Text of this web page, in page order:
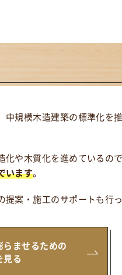
規模木造建築の標準化を
や木質化を進めているので
います。
案・施工のサポートも行っ
らませるための
見る